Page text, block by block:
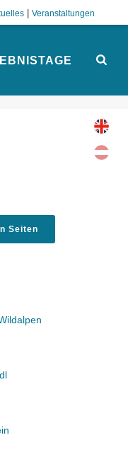
Veranstaltungen
Seiten